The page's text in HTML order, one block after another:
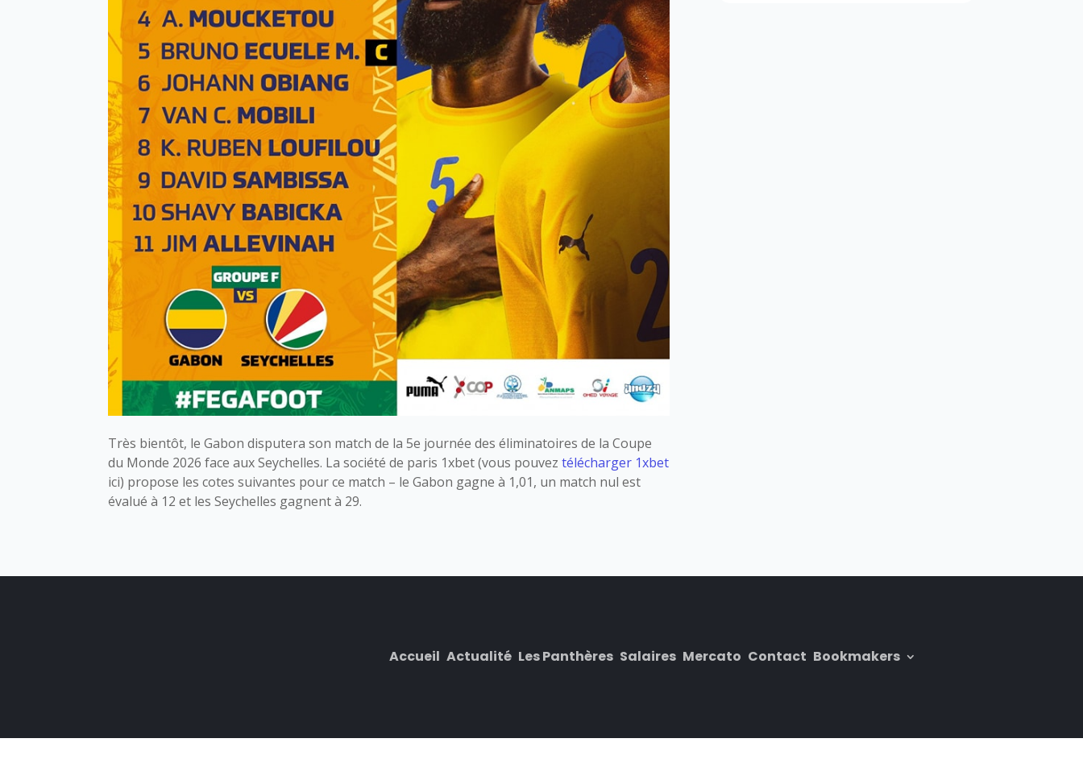
Très bientôt, le Gabon disputera son match de la 5e journée des éliminatoires de la Coupe
du Monde 2026 face aux Seychelles. La société de paris 1xbet (vous pouveztélécharger 1xbet
ici) propose les cotes suivantes pour ce match – le Gabon gagne à 1,01, un match nul est
évalué à 12 et les Seychelles gagnent à 29.
Accueil Actualité Les Panthères Salaires Mercato Contact Bookmakers